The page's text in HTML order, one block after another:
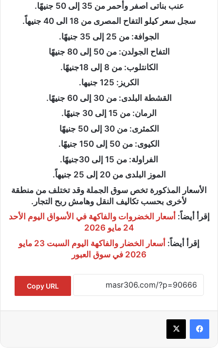
عنب بناتى اصفر وأحمر من 35 إلى 50 جنيهًا.
سجل سعر كيلو التفاح المصرى من 18 الى 40 جنيهاً.
الجوافة: من 25 إلى 35 جنيهًا.
التفاح الجولدن: من 50 إلى 80 جنيهًا
الكانتلوب: من 8 إلى 18جنيهًا.
الكريز: 125 جنيها.
القشطة البلدى: من 30 إلى 60 جنيهًا.
الرمان: من 15 إلى 30 جنيهًا.
الكمثرى: من 30 إلى 50 جنيهًا
الكيوى: من 50 إلى 150 جنيهًا.
الفراولة: من 15 إلى 30جنيهًا.
الموز البلدى من 20 إلى 25 جنيهاً.
الأسعار المذكورة تخص سوق الجملة وقد تختلف من منطقة
لأخرى بحسب تكاليف النقل وهامش ربح التجار.
إقرأ أيضاً: أسعار الخضروات والفاكهة في الأسواق اليوم الأحد
24 مايو 2026
إقرأ أيضاً:
أسعار الخضار والفاكهة اليوم السبت 23 مايو
2026 في سوق العبور
Copy URL